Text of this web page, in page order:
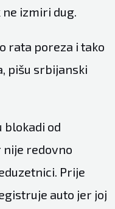
izmiri dug.
rata poreza i tako
pišu srbijanski
blokadi od
redovno
Prije
auto jer joj